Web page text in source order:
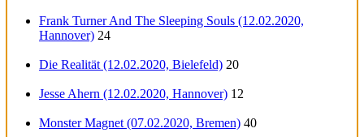
Frank Turner And The Sleeping Souls (12.02.2020,
Hannover) 24
Die Realität (12.02.2020, Bielefeld) 20
Jesse Ahern (12.02.2020, Hannover) 12
Monster Magnet (07.02.2020, Bremen) 40